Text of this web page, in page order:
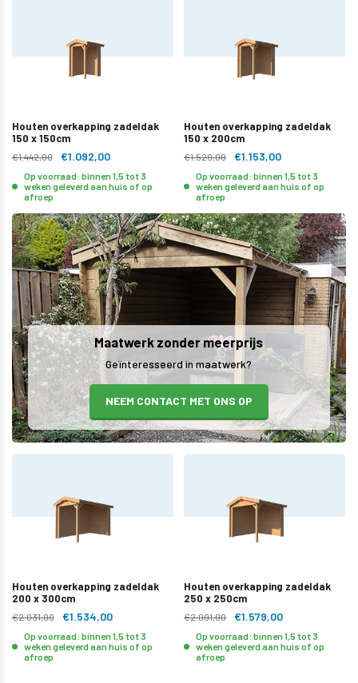
Houten overkapping zadeldak
150 x 150cm
€1.442,00 €1.092,00
Op voorraad: binnen 1,5 tot 3
weken geleverd aan huis of op
afroep
Houten overkapping zadeldak
150 x 200cm
€1.520,00 €1.153,00
Op voorraad: binnen 1,5 tot 3
weken geleverd aan huis of op
afroep
Maatwerk zonder meerprijs
Geïnteresseerd in maatwerk?
NEEM CONTACT MET ONS OP
Houten overkapping zadeldak
200 x 300cm
€2.031,00 €1.534,00
Op voorraad: binnen 1,5 tot 3
weken geleverd aan huis of op
afroep
Houten overkapping zadeldak
250 x 250cm
€2.091,00 €1.579,00
Op voorraad: binnen 1,5 tot 3
weken geleverd aan huis of op
afroep